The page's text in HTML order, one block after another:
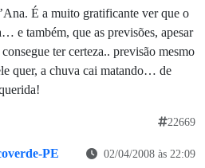
É a muito gratificante ver que o
e também, que as previsões, apesar
ter certeza.. previsão mesmo
quer, a chuva cai matando… de
22669
PE 02/04/2008 às 22:09